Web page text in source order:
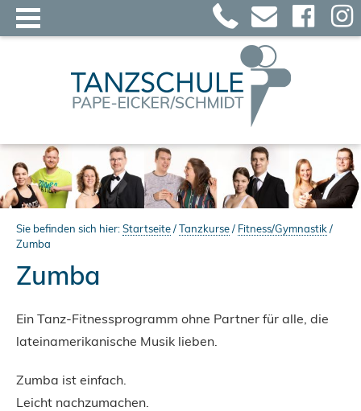
Sie befinden sich hier:Startseite/Tanzkurse/ Fitness/Gymnastik/
Zumba
Zumba
Ein Tanz-Fitnessprogramm ohne Partner für alle, die
lateinamerikanische Musik lieben.
Zumba ist einfach.
Leicht nachzumachen.